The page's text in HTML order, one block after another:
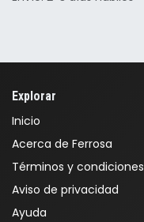
Explorar
Inicio
Acerca de Ferrosa
Términos y condiciones
Aviso de privacidad
Ayuda